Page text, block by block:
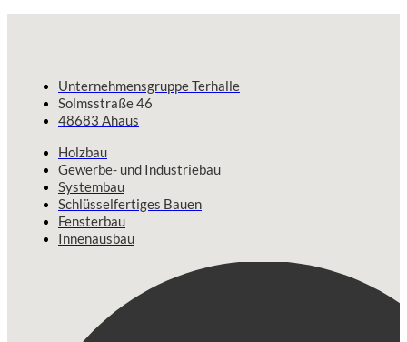
Unternehmensgruppe Terhalle
Solmsstraße 46
48683 Ahaus
Holzbau
Gewerbe- und Industriebau
Systembau
Schlüsselfertiges Bauen
Fensterbau
Innenausbau